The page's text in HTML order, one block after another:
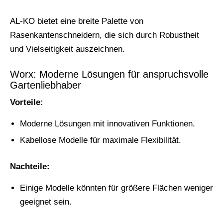
AL-KO bietet eine breite Palette von
Rasenkantenschneidern, die sich durch Robustheit
und Vielseitigkeit auszeichnen.
Worx: Moderne Lösungen für anspruchsvolle
Gartenliebhaber
Vorteile:
Moderne Lösungen mit innovativen Funktionen.
Kabellose Modelle für maximale Flexibilität.
Nachteile:
Einige Modelle könnten für größere Flächen weniger
geeignet sein.